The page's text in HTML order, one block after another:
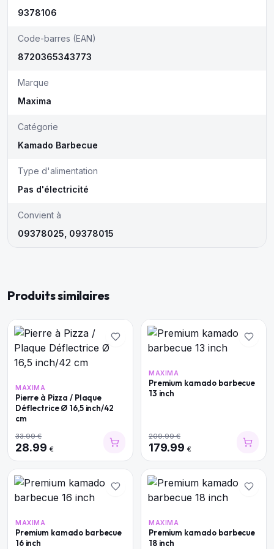
9378106
Code-barres (EAN)
8720365343773
Marque
Maxima
Catégorie
Kamado Barbecue
Type d'alimentation
Pas d'électricité
Convient à
09378025, 09378015
Produits similaires
MAXIMA
Pierre à Pizza / Plaque
Déflectrice Ø 16,5 inch/42
cm
33.99€
28.99 €
MAXIMA
Premium kamado barbecue
13 inch
209.99€
179.99 €
MAXIMA
Premium kamado barbecue
16 inch
MAXIMA
Premium kamado barbecue
18 inch